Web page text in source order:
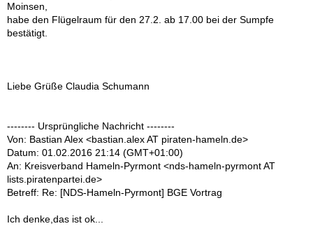
Moinsen,
habe den Flügelraum für den 27.2. ab 17.00 bei der Sumpfe
bestätigt.
Liebe Grüße Claudia Schumann
-------- Ursprüngliche Nachricht --------
Von: Bastian Alex <bastian.alex AT piraten-hameln.de>
Datum: 01.02.2016 21:14 (GMT+01:00)
An: Kreisverband Hameln-Pyrmont <nds-hameln-pyrmont AT
lists.piratenpartei.de>
Betreff: Re: [NDS-Hameln-Pyrmont] BGE Vortrag
Ich denke,das ist ok...